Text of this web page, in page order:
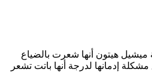
​ميشيل هيتون​ أنها شعرت بالضياع
مشكلة إدمانها لدرجة أنها باتت تشعر